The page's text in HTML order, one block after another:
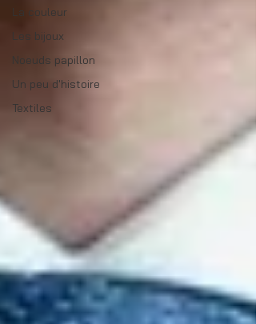
La couleur
Les bijoux
Noeuds papillon
Un peu d'histoire
Textiles